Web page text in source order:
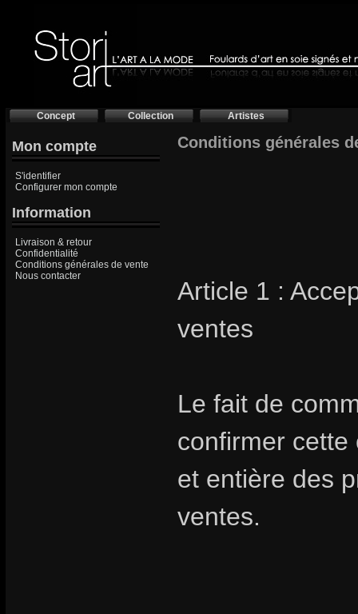
Concept Collection Artistes
Mon compte
S'identifier
Configurer mon compte
Information
Livraison & retour
Confidentialité
Conditions générales de vente
Nous contacter
Conditions générales
Article 1 :
ventes
Le fait de
confirmer cette
et entière des
ventes.